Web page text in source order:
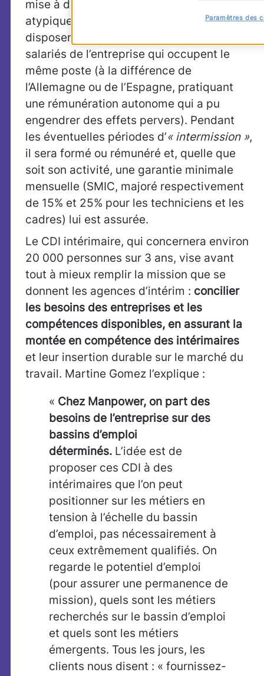
mise à disposition, propre au statut
atypique de l’intérim. Le salarié intérimaire
disposera d’un revenu égal à celui des
salariés de l’entreprise qui occupent le
même poste (à la différence de
l’Allemagne ou de l’Espagne, pratiquant
une rémunération autonome qui a pu
engendrer des effets pervers). Pendant
les éventuelles périodes d’« intermission »,
il sera formé ou rémunéré et, quelle que
soit son activité, une garantie minimale
mensuelle (SMIC, majoré respectivement
de 15% et 25% pour les techniciens et les
cadres) lui est assurée.
Le CDI intérimaire, qui concernera environ
20 000 personnes sur 3 ans, vise avant
tout à mieux remplir la mission que se
donnent les agences d’intérim : concilier
les besoins des entreprises et les
compétences disponibles, en assurant la
montée en compétence des intérimaires
et leur insertion durable sur le marché du
travail. Martine Gomez l’explique :
« Chez Manpower, on part des
besoins de l’entreprise sur des
bassins d’emploi
déterminés. L’idée est de
proposer ces CDI à des
intérimaires que l’on peut
positionner sur les métiers en
tension à l’échelle du bassin
d’emploi, pas nécessairement à
ceux extrêmement qualifiés. On
regarde le potentiel d’emploi
(pour assurer une permanence de
mission), quels sont les métiers
recherchés sur le bassin d’emploi
et quels sont les métiers
émergents. Tous les jours, les
clients nous disent : « fournissez-
Paramètres des